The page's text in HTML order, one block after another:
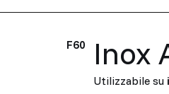
F60 Inox
Utilizzabile su